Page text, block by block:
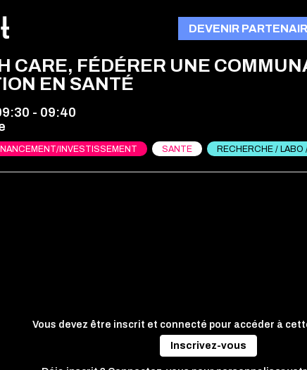
DEVENIR
CARE, FÉDÉRER UNE
EN SANTÉ
- 09:40
INVESTISSEMENT SANTE RECHERCHE / LABO
Vous devez être inscrit et connecté pour accéder à
Inscrivez-vous